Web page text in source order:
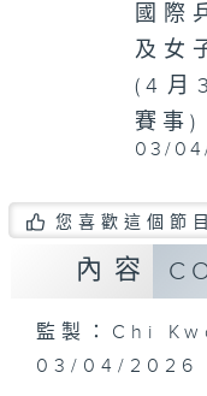
國際
及女
(4月
賽事)
03/
您喜歡這個節
內容
監製：Chi
03/04/2026